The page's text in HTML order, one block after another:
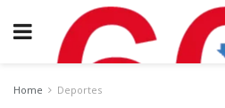
Home Deportes